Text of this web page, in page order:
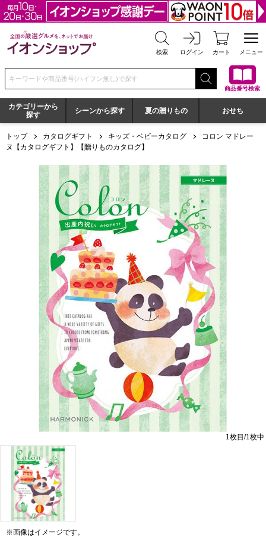
全国の厳選グルメを、ネットでお届け イオンショップ
検索 ログイン カート メニュー
検索キーワードまたは商品番号を入力してください
商品番号検索
カテゴリーから
探す
シーンから探す 夏の贈りもの おせち
トップ カタログギフト キッズ・ベビーカタログ
コロン マドレー
ヌ【カタログギフト】【贈りものカタログ】
コロン マドレーヌ【カタログギフト】【贈りものカタログ】
1枚目/1枚中
※画像はイメージです。